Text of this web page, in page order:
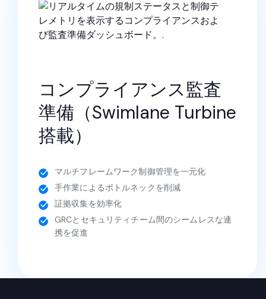
コンプライアンス監査
準備（Swimlane Turbine
搭載）
マルチフレームワーク制御管理を一元化
手作業によるボトルネックを削減
証拠収集を効率化
GRCとセキュリティチーム間のシームレスな連
携を促進